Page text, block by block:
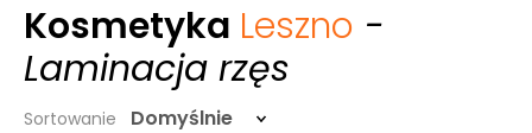
Kosmetyka Leszno -
Laminacja rzęs
Sortowanie Domyślnie